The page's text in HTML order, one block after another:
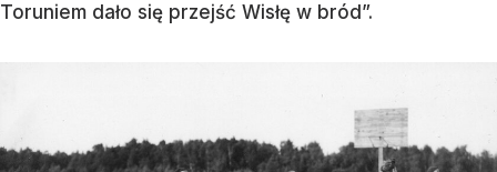
Toruniem dało się przejść Wisłę w bród”.